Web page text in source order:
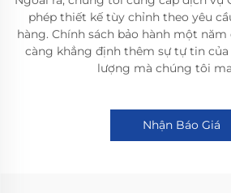
phép thiết kế tùy chỉnh theo yêu
hàng. Chính sách bảo hành một
càng khẳng định thêm sự tự tin
lượng mà chúng tôi
Nhận Báo Giá